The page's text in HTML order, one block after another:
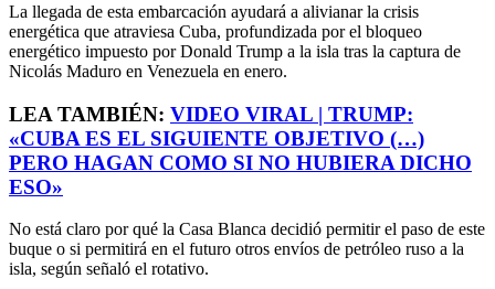
La llegada de esta embarcación ayudará a alivianar la crisis
energética que atraviesa Cuba, profundizada por el bloqueo
energético impuesto por Donald Trump a la isla tras la captura de
Nicolás Maduro en Venezuela en enero.
LEA TAMBIÉN: VIDEO VIRAL | TRUMP:
«CUBA ES EL SIGUIENTE OBJETIVO (…)
PERO HAGAN COMO SI NO HUBIERA DICHO
ESO»
No está claro por qué la Casa Blanca decidió permitir el paso de este
buque o si permitirá en el futuro otros envíos de petróleo ruso a la
isla, según señaló el rotativo.